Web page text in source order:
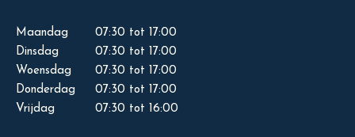
Maandag
07:30 tot 17:00
Dinsdag
07:30 tot 17:00
Woensdag
07:30 tot 17:00
Donderdag
07:30 tot 17:00
Vrijdag
07:30 tot 16:00